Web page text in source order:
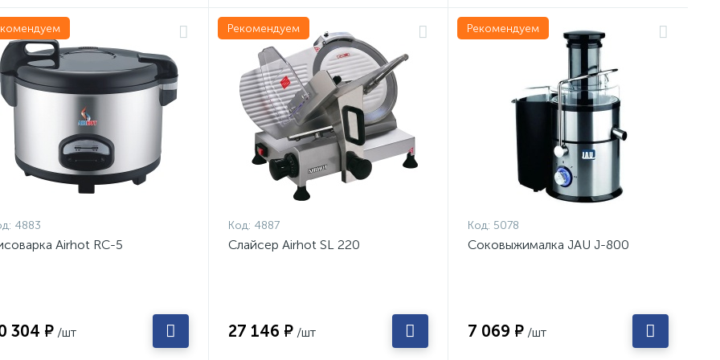
4883
Airhot RC-5
304 ₽ /шт
Рекомендуем
Код: 4887
Слайсер Airhot SL 220
27 146 ₽ /шт
Рекомендуем
Код: 5078
Соковыжималка JAU J-800
7 069 ₽ /шт